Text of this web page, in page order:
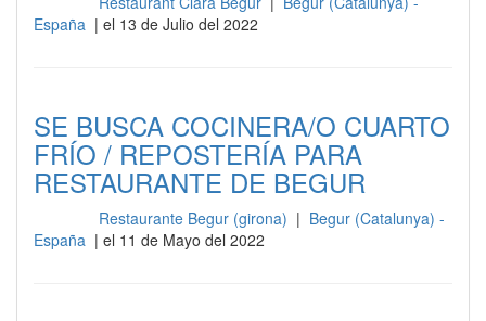
España | el 13 de Julio del 2022
SE BUSCA COCINERA/O CUARTO
FRÍO / REPOSTERÍA PARA
RESTAURANTE DE BEGUR
Restaurante Begur (girona) | Begur (Catalunya) -
España | el 11 de Mayo del 2022